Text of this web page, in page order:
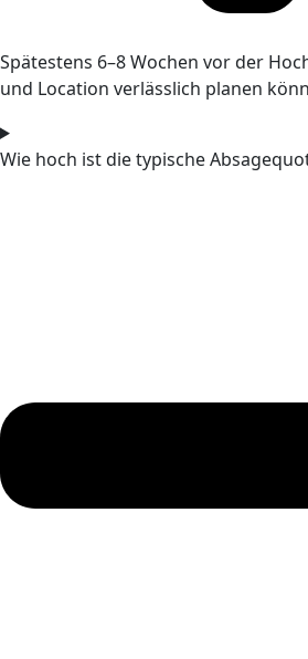
Spätestens 6–8 Wochen vor der
und Location verlässlich planen
Wie hoch ist die typische